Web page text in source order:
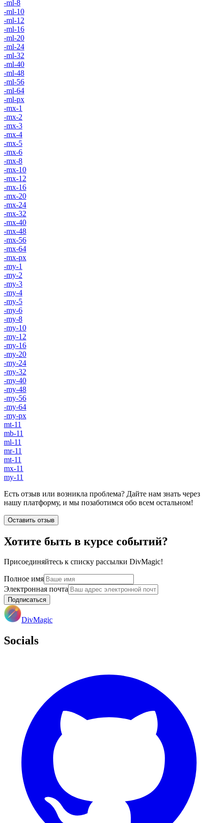
-ml-8
-ml-10
-ml-12
-ml-16
-ml-20
-ml-24
-ml-32
-ml-40
-ml-48
-ml-56
-ml-64
-ml-px
-mx-1
-mx-2
-mx-3
-mx-4
-mx-5
-mx-6
-mx-8
-mx-10
-mx-12
-mx-16
-mx-20
-mx-24
-mx-32
-mx-40
-mx-48
-mx-56
-mx-64
-mx-px
-my-1
-my-2
-my-3
-my-4
-my-5
-my-6
-my-8
-my-10
-my-12
-my-16
-my-20
-my-24
-my-32
-my-40
-my-48
-my-56
-my-64
-my-px
mt-11
mb-11
ml-11
mr-11
mt-11
mx-11
my-11
Есть отзыв или возникла проблема? Дайте нам знать через
нашу платформу, и мы позаботимся обо всем остальном!
Оставить отзыв
Хотите быть в курсе событий?
Присоединяйтесь к списку рассылки DivMagic!
Полное имя
Электронная почта
Подписаться
DivMagic
Socials